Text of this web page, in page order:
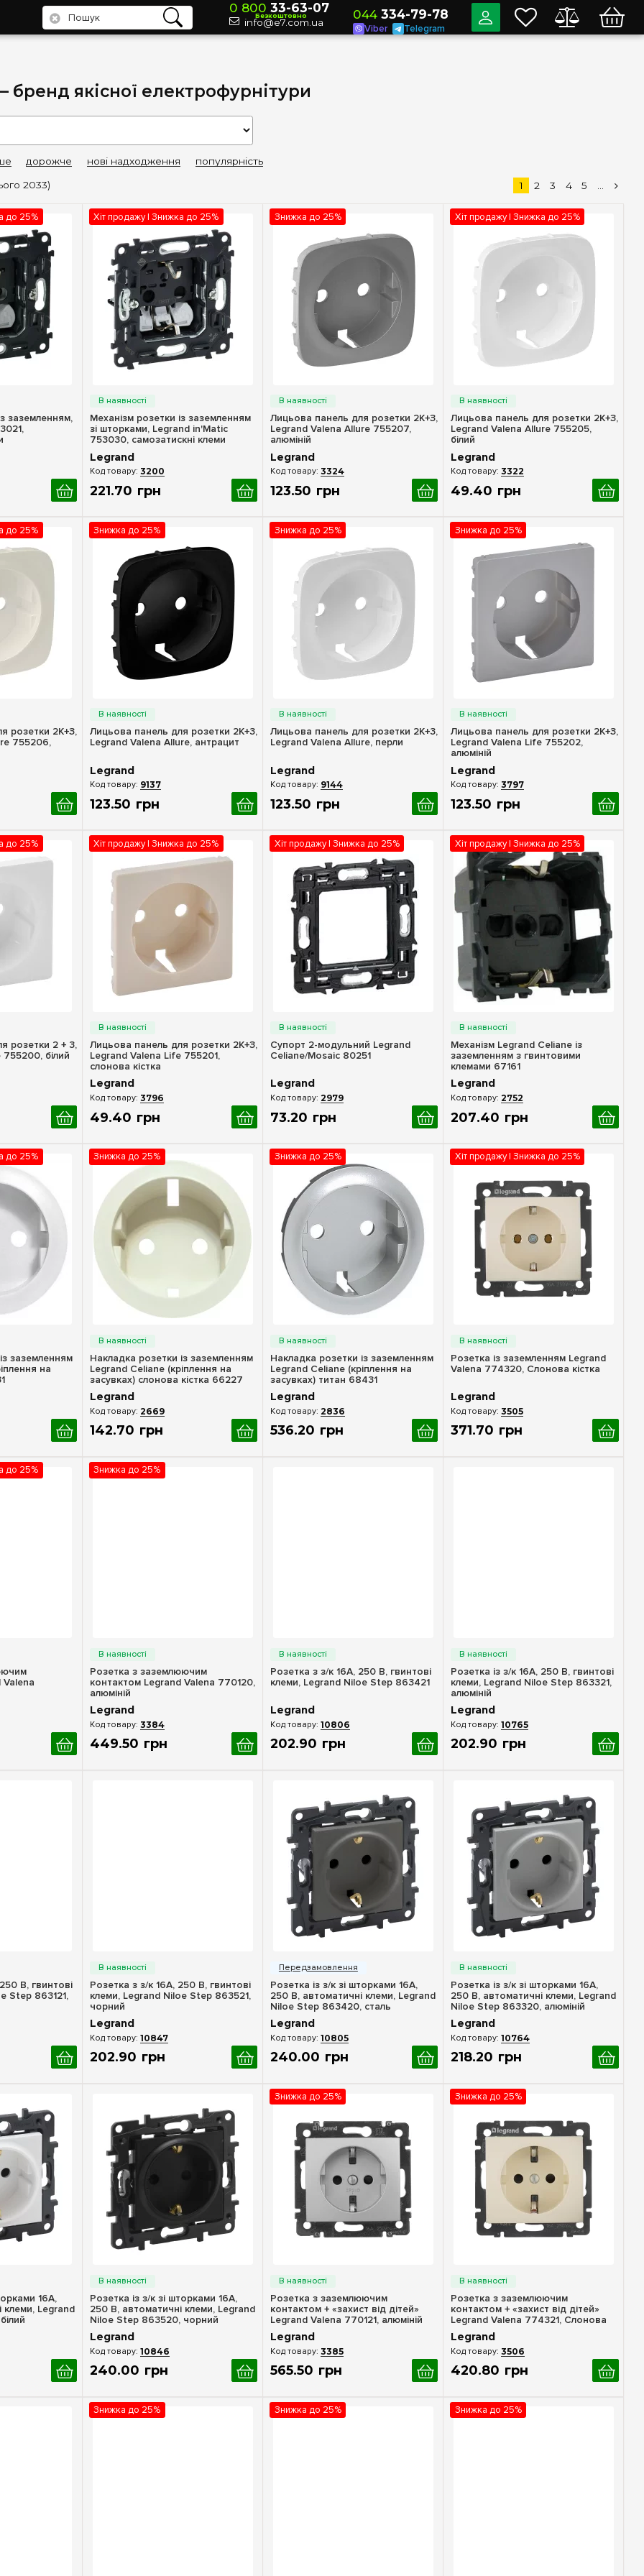
бренд якісної електрофурнітури
дорожче нові надходження популярність
2033) 1 2 3 4 5
до 25%
заземленням,
Хіт продажу | Знижка до 25%
Механізм розетки із заземленням
зі шторками, Legrand in'Matic
753030, самозатискні клеми
Legrand
3200
221.70 грн
Знижка до 25%
Лицьова панель для розетки 2К+З,
Legrand Valena Allure 755207,
алюміній
Legrand
3324
123.50 грн
Хіт продажу | Знижка до 25%
Лицьова панель для розетки 2К+З,
Legrand Valena Allure 755205,
білий
Legrand
3322
49.40 грн
до 25%
розетки 2К+З,
755206,
Знижка до 25%
Лицьова панель для розетки 2К+3,
Legrand Valena Allure, антрацит
Legrand
9137
123.50 грн
Знижка до 25%
Лицьова панель для розетки 2К+3,
Legrand Valena Allure, перли
Legrand
9144
123.50 грн
Знижка до 25%
Лицьова панель для розетки 2К+З,
Legrand Valena Life 755202,
алюміній
Legrand
3797
123.50 грн
до 25%
розетки 2 + 3,
білий
Хіт продажу | Знижка до 25%
Лицьова панель для розетки 2К+З,
Legrand Valena Life 755201,
слонова кістка
Legrand
3796
49.40 грн
Хіт продажу | Знижка до 25%
Супорт 2-модульний Legrand
Celiane/Mosaic 80251
Legrand
2979
73.20 грн
Хіт продажу | Знижка до 25%
Механізм Legrand Celiane із
заземленням з гвинтовими
клемами 67161
Legrand
2752
207.40 грн
до 25%
заземленням
на
Знижка до 25%
Накладка розетки із заземленням
Legrand Celiane (кріплення на
засувках) слонова кістка 66227
Legrand
2669
142.70 грн
Знижка до 25%
Накладка розетки із заземленням
Legrand Celiane (кріплення на
засувках) титан 68431
Legrand
2836
536.20 грн
Хіт продажу | Знижка до 25%
Розетка із заземленням Legrand
Valena 774320, Слонова кістка
Legrand
3505
371.70 грн
до 25%
Valena
Знижка до 25%
Розетка з заземлюючим
контактом Legrand Valena 770120,
алюміній
Legrand
3384
449.50 грн
Розетка з з/к 16А, 250 В, гвинтові
клеми, Legrand Niloe Step 863421
Legrand
10806
202.90 грн
Розетка із з/к 16А, 250 В, гвинтові
клеми, Legrand Niloe Step 863321,
алюміній
Legrand
10765
202.90 грн
В, гвинтові
Step 863121,
Розетка з з/к 16А, 250 В, гвинтові
клеми, Legrand Niloe Step 863521,
чорний
Legrand
10847
202.90 грн
Розетка із з/к зі шторками 16А,
250 В, автоматичні клеми, Legrand
Niloe Step 863420, cталь
Legrand
10805
240.00 грн
Розетка із з/к зі шторками 16А,
250 В, автоматичні клеми, Legrand
Niloe Step 863320, алюміній
Legrand
10764
218.20 грн
16А,
клеми, Legrand
Розетка із з/к зі шторками 16А,
250 В, автоматичні клеми, Legrand
Niloe Step 863520, чорний
Legrand
10846
240.00 грн
Знижка до 25%
Розетка з заземлюючим
контактом + «захист від дітей»
Legrand Valena 770121, алюміній
Legrand
3385
565.50 грн
Знижка до 25%
Розетка з заземлюючим
контактом + «захист від дітей»
Legrand Valena 774321, Слонова
кістка
Legrand
3506
420.80 грн
Знижка до 25% Знижка до 25% Знижка до 25%
0 800 33-63-07
Безкоштовно
info@e7.com.ua
044 334-79-78
Viber Telegram